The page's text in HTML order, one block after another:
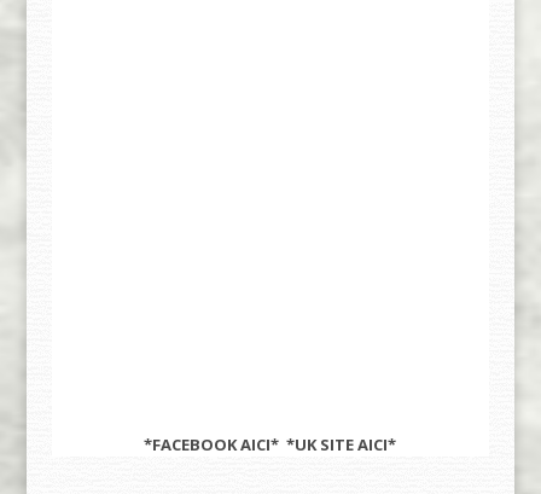
*FACEBOOKAICI* *UK SITEAICI*